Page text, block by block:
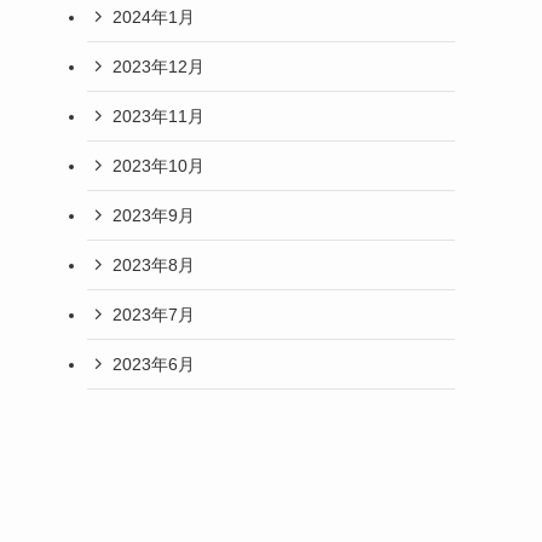
2024年1月
2023年12月
2023年11月
2023年10月
2023年9月
2023年8月
2023年7月
2023年6月